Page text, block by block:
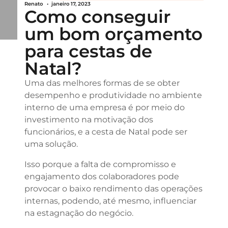
Renato • janeiro 17, 2023
Como conseguir
um bom orçamento
para cestas de
Natal?
Uma das melhores formas de se obter
desempenho e produtividade no ambiente
interno de uma empresa é por meio do
investimento na motivação dos
funcionários, e a cesta de Natal pode ser
uma solução.
Isso porque a falta de compromisso e
engajamento dos colaboradores pode
provocar o baixo rendimento das operações
internas, podendo, até mesmo, influenciar
na estagnação do negócio.